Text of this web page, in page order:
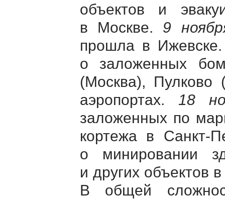
объектов и
в Москве. 9
прошла в
о заложенных
(Москва), Пулково
аэропортах. 18
заложенных по
кортежа в Санкт-
о минировании
и других объектов
В общей